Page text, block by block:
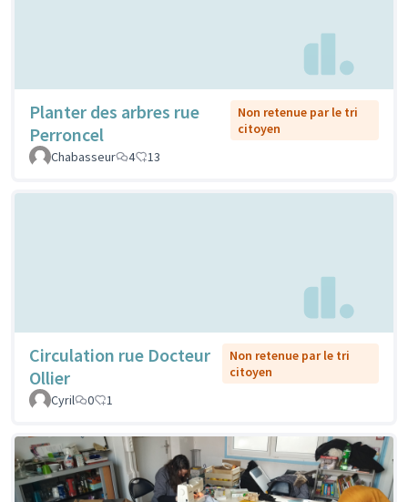
Planter des arbres rue
Perroncel
Non retenue par le tri
citoyen
Chabasseur
4 13
Circulation rue Docteur
Ollier
Non retenue par le tri
citoyen
Cyril
0 1